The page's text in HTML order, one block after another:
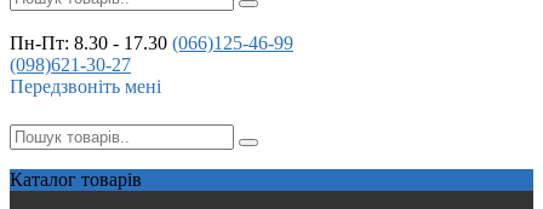
Пн-Пт: 8.30 - 17.30 (066)125-46-99
(098)621-30-27
Передзвоніть мені
Каталог товарів